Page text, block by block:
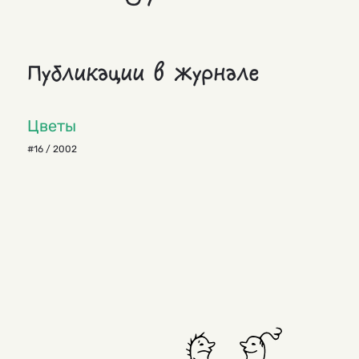
Публикации в журнале
Цветы
#16 / 2002